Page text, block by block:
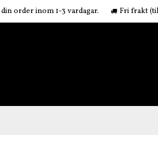
order inom 1-3 vardagar. Fri frakt